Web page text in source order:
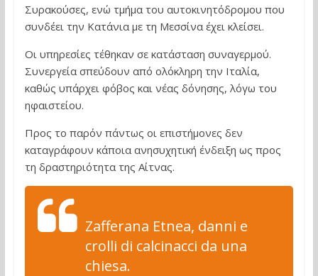
Συρακούσες, ενώ τμήμα του αυτοκινητόδρομου που
συνδέει την Κατάνια με τη Μεσσίνα έχει κλείσει.
Οι υπηρεσίες τέθηκαν σε κατάσταση συναγερμού.
Συνεργεία σπεύδουν από ολόκληρη την Ιταλία,
καθώς υπάρχει φόβος και νέας δόνησης, λόγω του
ηφαιστείου.
Προς το παρόν πάντως οι επιστήμονες δεν
καταγράφουν κάποια ανησυχητική ένδειξη ως προς
τη δραστηριότητα της Αίτνας.
Zafferana Etnea, danni e
crolli di calcinacci da una
chiesa.